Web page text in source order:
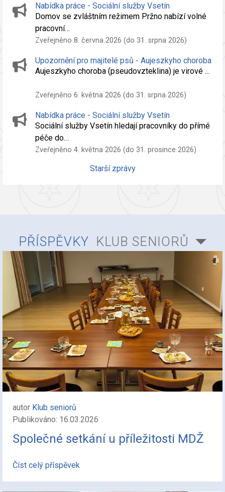
Nabídka práce - Sociální služby Vsetín
Domov se zvláštním režimem Pržno nabízí volné
pracovní…
Zveřejněno 8. června 2026 (do 31. srpna 2026)
Upozornění pro majitelé psů - Aujeszkyho choroba
Aujeszkyho choroba (pseudovzteklina) je virové …
Zveřejněno 6. května 2026 (do 31. srpna 2026)
Nabídka práce - Sociální služby Vsetín
Sociální služby Vsetín hledají pracovníky do přímé
péče do…
Zveřejněno 4. května 2026 (do 31. prosince 2026)
Starší zprávy
PŘÍSPĚVKY KLUB SENIORŮ
autor Klub seniorů
Publikováno: 16.03.2026
Společné setkání u příležitosti MDŽ
Číst celý příspěvek